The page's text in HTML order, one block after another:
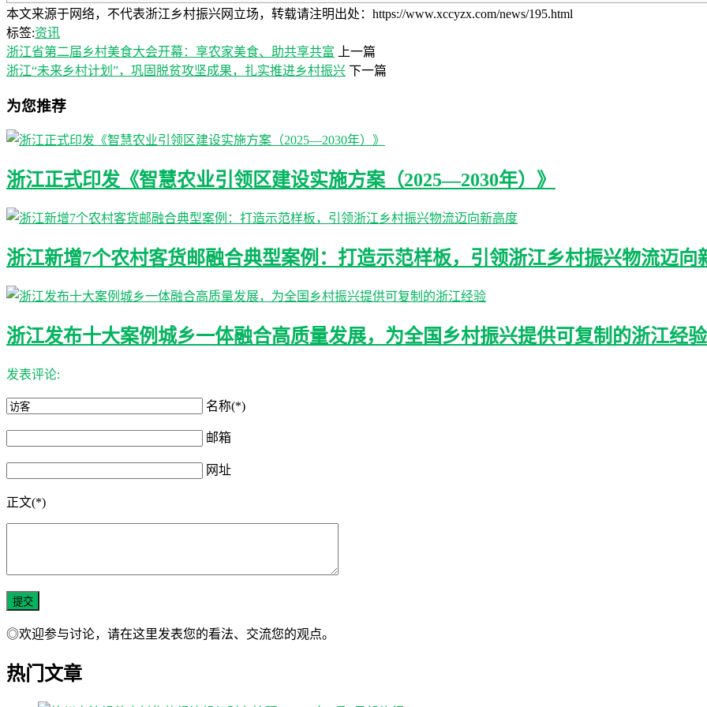
本文来源于网络，不代表浙江乡村振兴网立场，转载请注明出处：https://www.xccyzx.com/news/195.html
标签:资讯
浙江省第二届乡村美食大会开幕：享农家美食、助共享共富
上一篇
浙江“未来乡村计划”，巩固脱贫攻坚成果，扎实推进乡村振兴 下一篇
为您推荐
浙江正式印发《智慧农业引领区建设实施方案（2025—2030年）》
浙江新增7个农村客货邮融合典型案例：打造示范样板，引领浙江乡村振兴物流迈向
浙江发布十大案例城乡一体融合高质量发展，为全国乡村振兴提供可复制的浙江经验
发表评论:
名称(*)
邮箱
网址
正文(*)
◎欢迎参与讨论，请在这里发表您的看法、交流您的观点。
热门文章